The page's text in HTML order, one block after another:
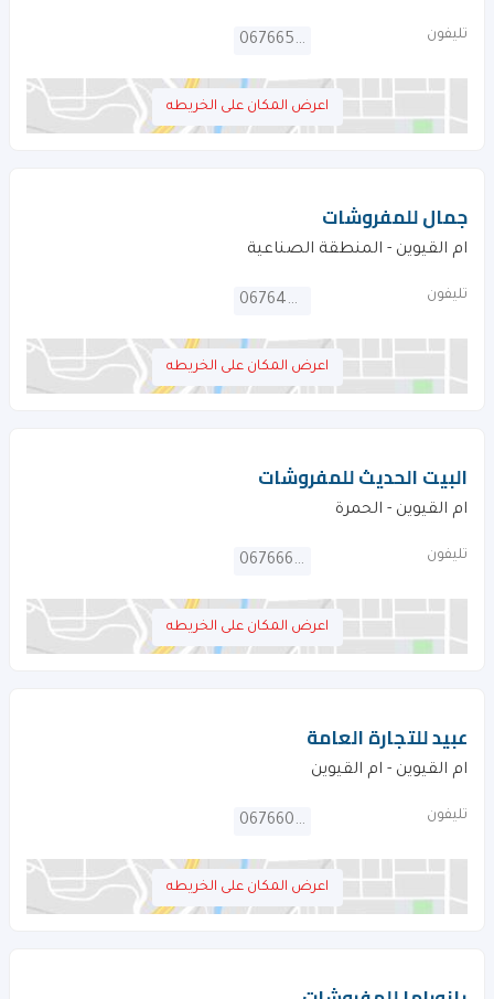
تليفون 067665013
اعرض المكان على الخريطه
جمال للمفروشات
ام القيوين - المنطقة الصناعية
تليفون 067646507
اعرض المكان على الخريطه
البيت الحديث للمفروشات
ام القيوين - الحمرة
تليفون 067666592
اعرض المكان على الخريطه
عبيد للتجارة العامة
ام القيوين - ام القيوين
تليفون 067660776
اعرض المكان على الخريطه